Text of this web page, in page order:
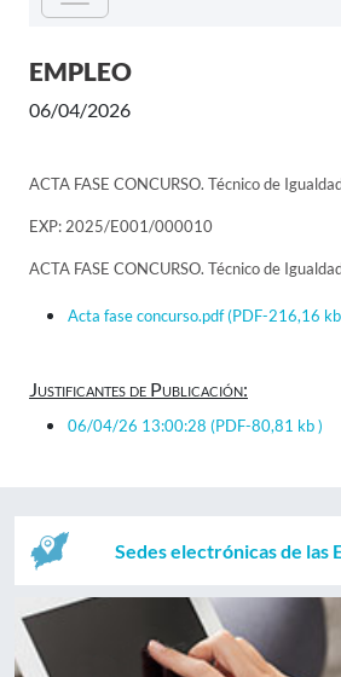
EMPLEO
06/04/2026
ACTA FASE CONCURSO. Técnico de
EXP: 2025/E001/000010
ACTA FASE CONCURSO. Técnico de
Acta fase concurso.pdf(PDF-216,16
Justificantes de Publicación:
06/04/26 13:00:28 (PDF-80,81 kb )
Sedes electrónicas de las